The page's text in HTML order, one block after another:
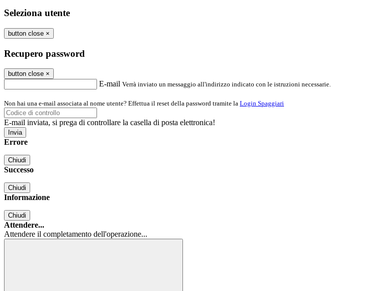
Seleziona utente
button close ×
Recupero password
button close ×
E-mail Verrà inviato un messaggio all'indirizzo indicato con le istruzioni necessarie.
Non hai una e-mail associata al nome utente? Effettua il reset della password tramite la Login Spaggiari
E-mail inviata, si prega di controllare la casella di posta elettronica!
Errore
Chiudi
Successo
Chiudi
Informazione
Chiudi
Attendere...
Attendere il completamento dell'operazione...